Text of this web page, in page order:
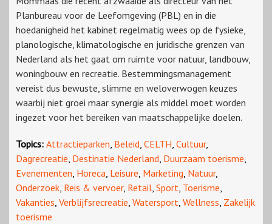
Planbureau voor de Leefomgeving (PBL) en in die
hoedanigheid het kabinet regelmatig wees op de fysieke,
planologische, klimatologische en juridische grenzen van
Nederland als het gaat om ruimte voor natuur, landbouw,
woningbouw en recreatie. Bestemmingsmanagement
vereist dus bewuste, slimme en weloverwogen keuzes
waarbij niet groei maar synergie als middel moet worden
ingezet voor het bereiken van maatschappelijke doelen.
Topics: Attractieparken, Beleid, CELTH, Cultuur,
Dagrecreatie, Destinatie Nederland, Duurzaam toerisme,
Evenementen, Horeca, Leisure, Marketing, Natuur,
Onderzoek, Reis & vervoer, Retail, Sport, Toerisme,
Vakanties, Verblijfsrecreatie, Watersport, Wellness, Zakelijk
toerisme